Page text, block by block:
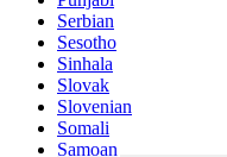
Serbian
Sesotho
Sinhala
Slovak
Slovenian
Somali
Samoan